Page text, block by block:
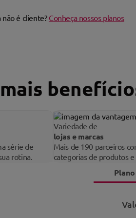
não é cliente? Conheça nossos planos
série de
rotina.
Variedade de
lojas e marcas
Mais de 190 parceiros
categorias de produtos e